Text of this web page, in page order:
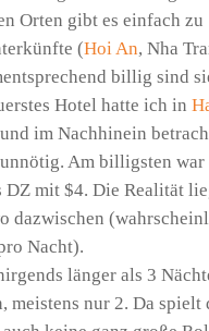
Orten gibt es einfach zu
(Hoi An, Nha
billig sind
Hotel hatte ich in
im Nachhinein
Am billigsten war
DZ mit $4. Die Realität
dazwischen
Nacht).
länger als 3
meistens nur 2. Da spielt